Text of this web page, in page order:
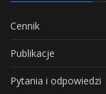
Cennik
Publikacje
Pytania i odpowiedzi